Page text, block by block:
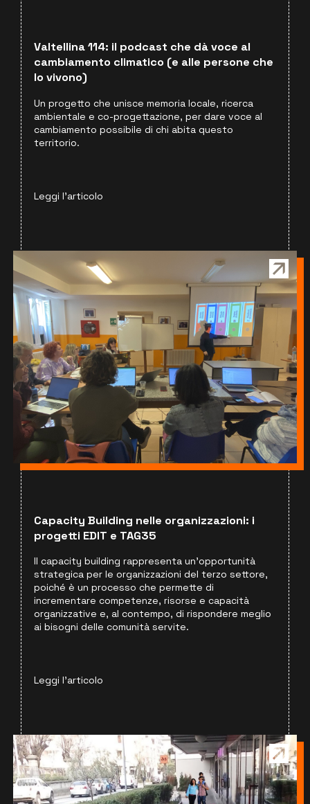
Valtellina 114: il podcast che dà voce al
cambiamento climatico (e alle persone che
lo vivono)
Un progetto che unisce memoria locale, ricerca
ambientale e co-progettazione, per dare voce al
cambiamento possibile di chi abita questo
territorio.
Leggi l'articolo
Capacity Building nelle organizzazioni: i
progetti EDIT e TAG35
Il capacity building rappresenta un’opportunità
strategica per le organizzazioni del terzo settore,
poiché è un processo che permette di
incrementare competenze, risorse e capacità
organizzative e, al contempo, di rispondere meglio
ai bisogni delle comunità servite.
Leggi l'articolo